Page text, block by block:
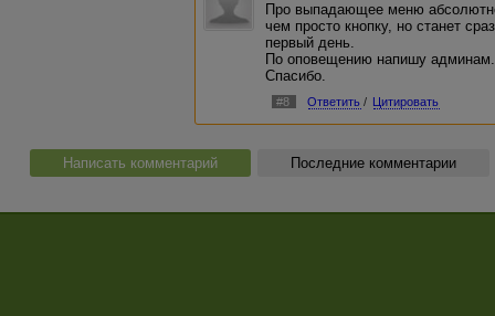
Про выпадающее меню
чем просто кнопку, но станет
первый день.
По оповещению напишу админам.
Спасибо.
#8 Ответить / Цитировать
Написать комментарий Последние комментарии